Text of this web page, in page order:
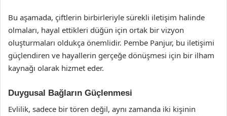
Bu aşamada, çiftlerin birbirleriyle sürekli iletişim halinde
olmaları, hayal ettikleri düğün için ortak bir vizyon
oluşturmaları oldukça önemlidir. Pembe Panjur, bu iletişimi
güçlendiren ve hayallerin gerçeğe dönüşmesi için bir ilham
kaynağı olarak hizmet eder.
Duygusal Bağların Güçlenmesi
Evlilik, sadece bir tören değil, aynı zamanda iki kişinin